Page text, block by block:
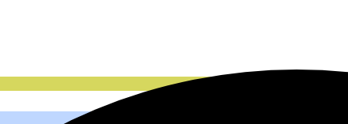
Veranstaltung eintragen lassen: